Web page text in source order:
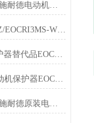
EOCRi3DM-WRDUHZ施耐德电动机保护器技术说明
EOCR-I3DM-WRDUHZ/EOCRI3MS-WRDUHZ施耐德原装电动机保护器简介
EOCR-I3MS电动机保护器替代品EOCR-i3DM特点
EOCR-i3DM施耐德电动机保护器EOCRi3DM-WRDUHZ产品简介
EOCRi3DM-WRDUHZ施耐德原装电动机保护器特点